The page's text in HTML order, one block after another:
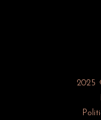
2025